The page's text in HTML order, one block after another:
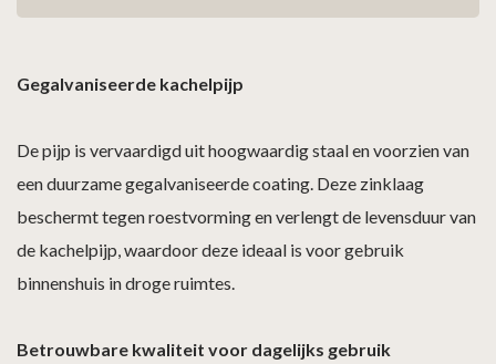
Gegalvaniseerde kachelpijp
De pijp is vervaardigd uit hoogwaardig staal en voorzien van
een duurzame gegalvaniseerde coating. Deze zinklaag
beschermt tegen roestvorming en verlengt de levensduur van
de kachelpijp, waardoor deze ideaal is voor gebruik
binnenshuis in droge ruimtes.
Betrouwbare kwaliteit voor dagelijks gebruik